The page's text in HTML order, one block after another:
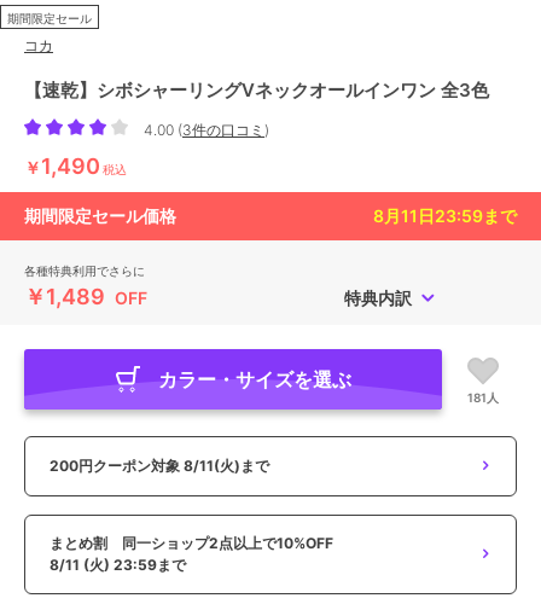
期間限定セール
コカ
【速乾】シボシャーリングVネックオールインワン 全3色
4.00 (3件の口コミ )
￥1,490 税込
期間限定セール価格 8月11日23:59まで
各種特典利用でさらに
￥1,489 OFF 特典内訳
カラー・サイズを選ぶ
181人
200円クーポン対象 8/11(火)まで
まとめ割 同一ショップ2点以上で10%OFF
8/11 (火) 23:59まで